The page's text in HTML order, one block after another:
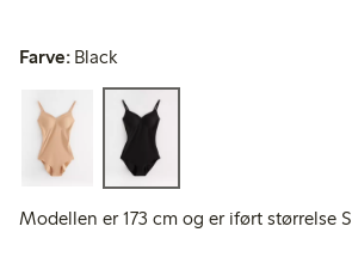
Farve: Black
Modellen er 173 cm og er iført størrelse S